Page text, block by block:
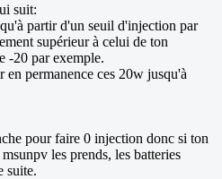
suit:
partir d'un seuil d'injection par
supérieur à celui de ton
-20 par exemple.
permanence ces 20w jusqu'à
pour faire 0 injection donc si ton
les prends, les batteries
suite.